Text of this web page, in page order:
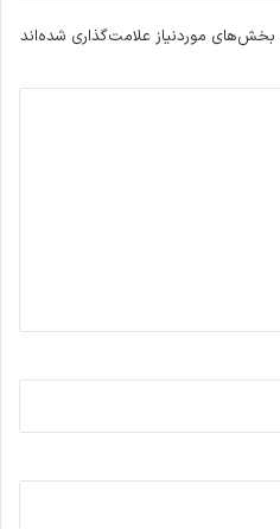
بخش‌های موردنیاز علامت‌گذاری شده‌اند